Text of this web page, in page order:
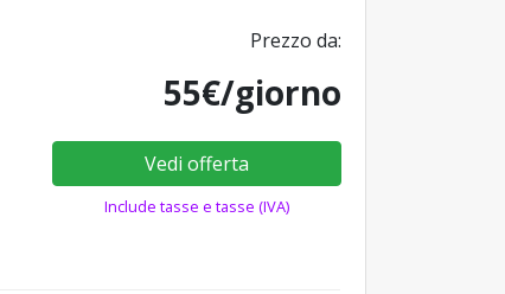
Prezzo da:
55€/giorno
Vedi offerta
Include tasse e tasse (IVA)